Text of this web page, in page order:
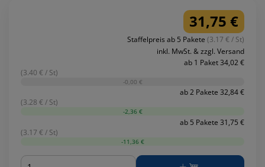
31,75 €
Staffelpreis ab 5 Pakete (3.17 € / St)
inkl. MwSt. & zzgl. Versand
ab 1 Paket 34,02 €
(3.40 € / St)
-0,00 €
ab 2 Pakete 32,84 €
(3.28 € / St)
-2,36 €
ab 5 Pakete 31,75 €
(3.17 € / St)
-11,36 €
Menge